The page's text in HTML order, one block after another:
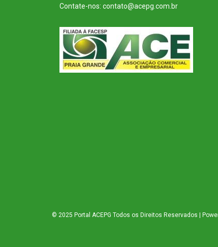
Contate-nos: contato@acepg.com.br
© 2025 Portal ACEPG Todos os Direitos Reservados |